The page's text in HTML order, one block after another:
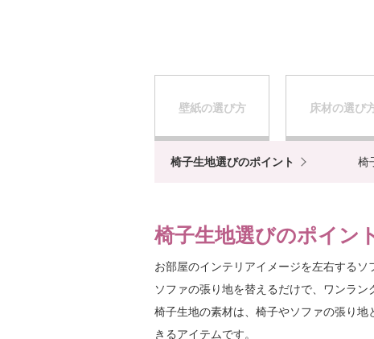
壁紙の選び方 床材の選び
椅子生地選びのポイント 椅
椅子生地選びのポイン
お部屋のインテリアイメージを左右する
ソファの張り地を替えるだけで、ワンラン
椅子生地の素材は、椅子やソファの張り
きるアイテムです。